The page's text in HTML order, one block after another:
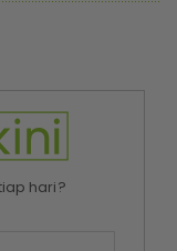
hari?